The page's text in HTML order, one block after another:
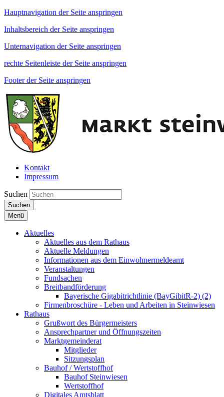
Hauptnavigation der Seite anspringen
Inhaltsbereich der Seite anspringen
Unternavigation der Seite anspringen
rechte Seitenleiste der Seite anspringen
Footer der Seite anspringen
Kontakt
Impressum
Suchen
Suchen
Menü
Aktuelles
Aktuelles aus dem Rathaus
Aktuelle Meldungen
Informationen aus dem Einwohnermeldeamt
Veranstaltungen
Fundsachen
Breitbandförderung
Bayerische Gigabitrichtlinie (BayGibitR-2) (2)
Firmenbroschüre - Leben und Arbeiten in Steinwiesen
Rathaus
Grußwort des Bürgermeisters
Ansprechpartner und Öffnungszeiten
Marktgemeinderat
Mitglieder
Sitzungsplan
Bauhof / Wertstoffhof
Bauhof Steinwiesen
Wertstoffhof
Digitales Amtsblatt